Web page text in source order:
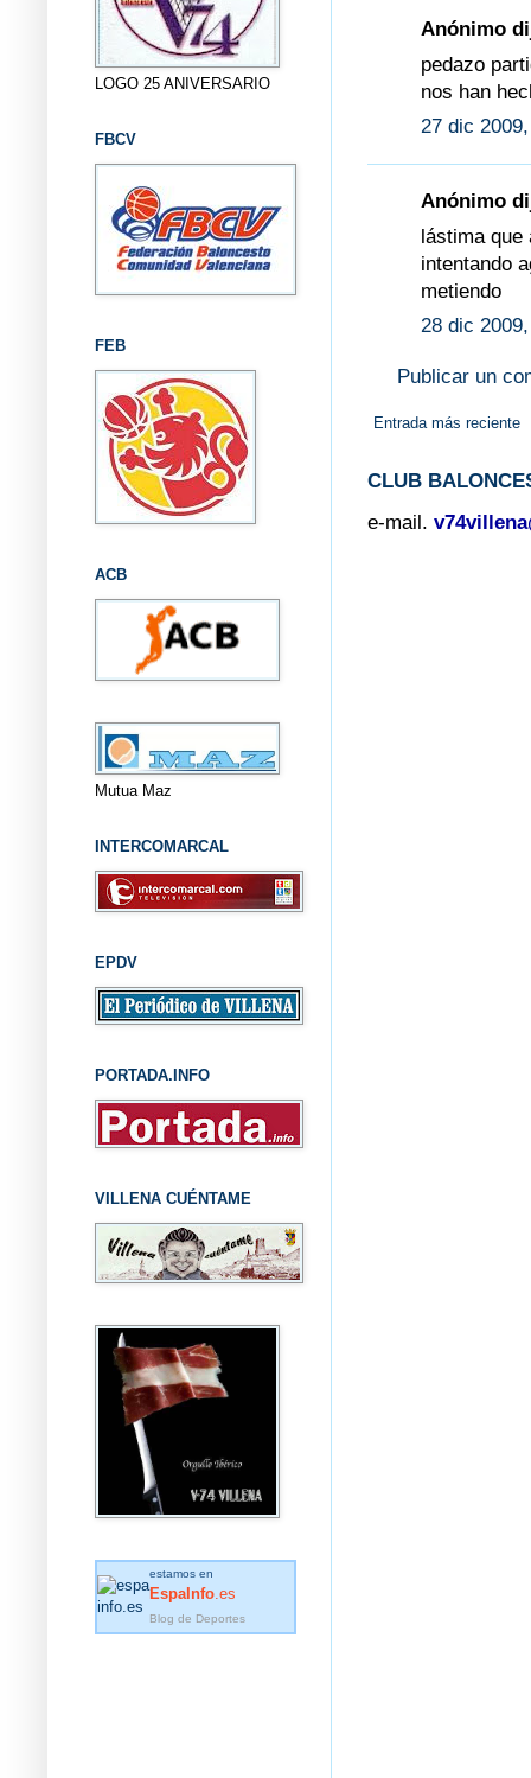
Anónimo
pedazo
nos han
27 dic
Anónimo
lástima que
intentando
metiendo
28 dic
Publicar un
Entrada más reciente
CLUB
e-mail.
LOGO 25 ANIVERSARIO
FBCV
FEB
ACB
Mutua Maz
INTERCOMARCAL
EPDV
PORTADA.INFO
VILLENA CUÉNTAME
estamos en
EspaInfo .es
Blog de Deportes